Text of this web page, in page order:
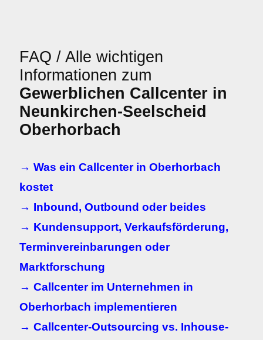
FAQ / Alle wichtigen
Informationen zum
Gewerblichen Callcenter in
Neunkirchen-Seelscheid
Oberhorbach
→ Was ein Callcenter in Oberhorbach
kostet
→ Inbound, Outbound oder beides
→ Kundensupport, Verkaufsförderung,
Terminvereinbarungen oder
Marktforschung
→ Callcenter im Unternehmen in
Oberhorbach implementieren
→ Callcenter-Outsourcing vs. Inhouse-